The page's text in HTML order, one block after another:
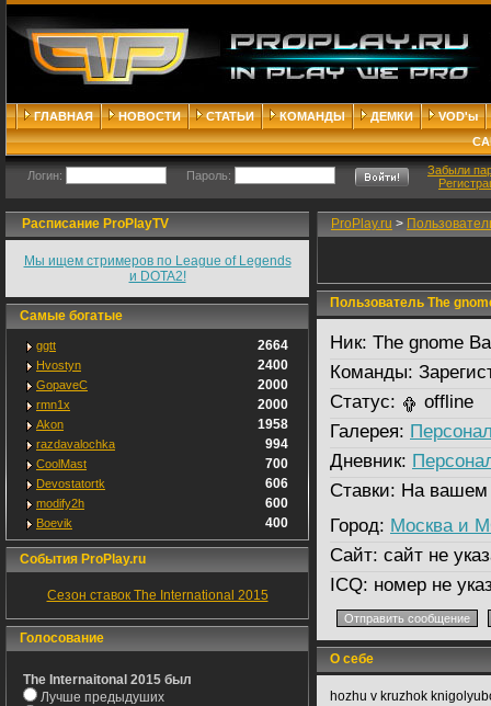
ГЛАВНАЯ НОВОСТИ СТАТЬИ КОМАНДЫ ДЕМКИ
VOD'ы
Логин: Пароль:
Забыли
Расписание ProPlayTV
Мы ищем стримеров по League of Legends
и DOTA2!
Самые богатые
ggtt 2664
Hvostyn 2400
GopaveC 2000
rmn1x 2000
Akon 1958
razdavalochka 994
CoolMast 700
Devostatortk 606
modify2h 600
Boevik 400
События ProPlay.ru
Сезон ставок The International 2015
Голосование
The Internaitonal 2015 был
Лучше предыдуших
ProPlay.ru >
Пользователь The
Ник: The gnome
Команды:
Статус:
offline
Галерея:
Дневник:
Ставки: На вашем
Город: Москва и
Сайт: сайт не
ICQ: номер не
О себе
hozhu v kruzhok